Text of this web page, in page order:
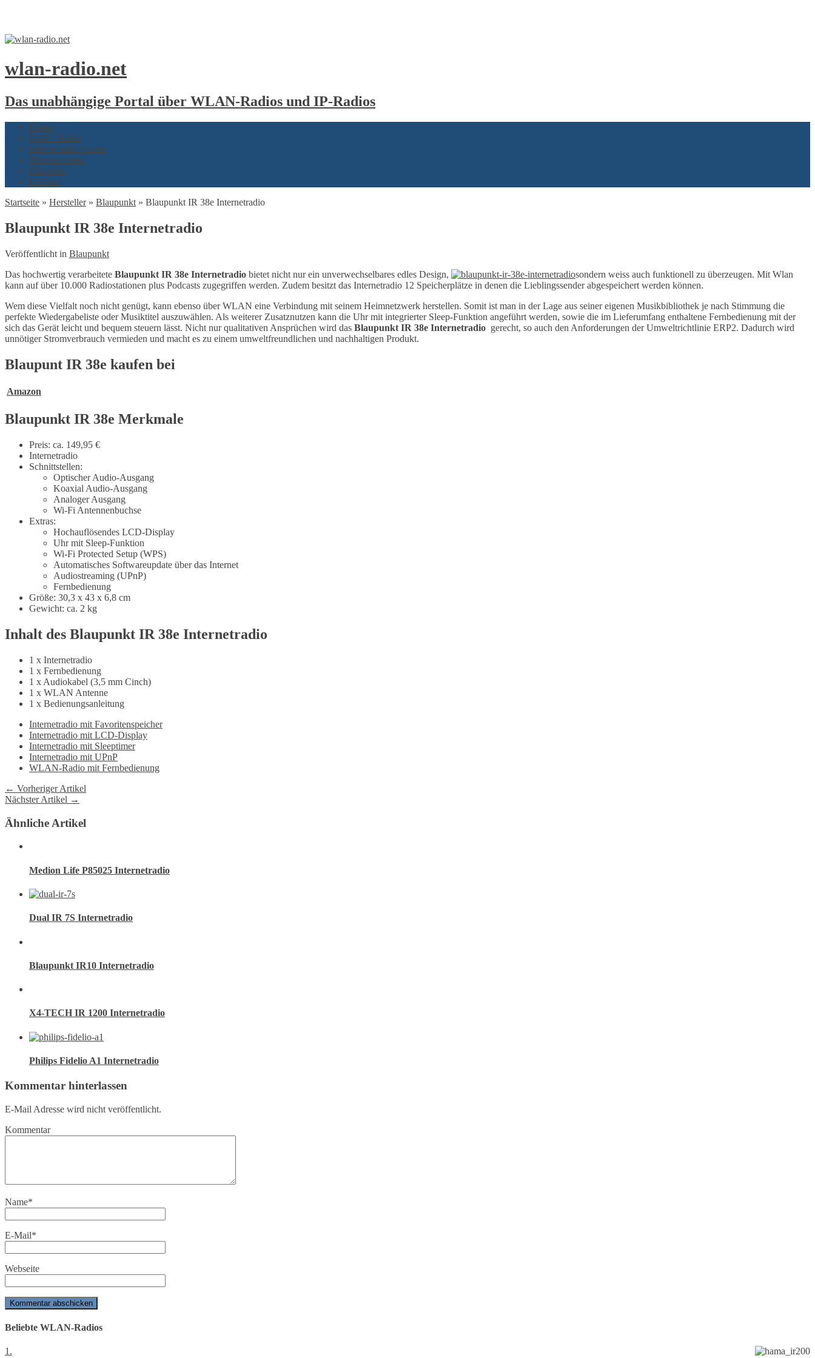
wlan-radio.net
Das unabhängige Portal über WLAN-Radios und IP-Radios
Home
DAB+ Radio
Internetradio Geräte
Wissenswertes
Hersteller
Lexikon
Startseite » Hersteller » Blaupunkt » Blaupunkt IR 38e Internetradio
Blaupunkt IR 38e Internetradio
Veröffentlicht in Blaupunkt
Das hochwertig verarbeitete Blaupunkt IR 38e Internetradio bietet nicht nur ein unverwechselbares edles Design,
sondern weiss auch funktionell zu überzeugen. Mit Wlan
kann auf über 10.000 Radiostationen plus Podcasts zugegriffen werden. Zudem besitzt das Internetradio 12 Speicherplätze in denen die Lieblingssender abgespeichert werden können.
Wem diese Vielfalt noch nicht genügt, kann ebenso über WLAN eine Verbindung mit seinem Heimnetzwerk herstellen. Somit ist man in der Lage aus seiner eigenen Musikbibliothek je nach Stimmung die
perfekte Wiedergabeliste oder Musiktitel auszuwählen. Als weiterer Zusatznutzen kann die Uhr mit integrierter Sleep-Funktion angeführt werden, sowie die im Lieferumfang enthaltene Fernbedienung mit der
sich das Gerät leicht und bequem steuern lässt. Nicht nur qualitativen Ansprüchen wird das Blaupunkt IR 38e Internetradio gerecht, so auch den Anforderungen der Umweltrichtlinie ERP2. Dadurch wird
unnötiger Stromverbrauch vermieden und macht es zu einem umweltfreundlichen und nachhaltigen Produkt.
Blaupunt IR 38e kaufen bei
Amazon
Blaupunkt IR 38e Merkmale
Preis: ca. 149,95 €
Internetradio
Schnittstellen:
Optischer Audio-Ausgang
Koaxial Audio-Ausgang
Analoger Ausgang
Wi-Fi Antennenbuchse
Extras:
Hochauflösendes LCD-Display
Uhr mit Sleep-Funktion
Wi-Fi Protected Setup (WPS)
Automatisches Softwareupdate über das Internet
Audiostreaming (UPnP)
Fernbedienung
Größe: 30,3 x 43 x 6,8 cm
Gewicht: ca. 2 kg
Inhalt des Blaupunkt IR 38e Internetradio
1 x Internetradio
1 x Fernbedienung
1 x Audiokabel (3,5 mm Cinch)
1 x WLAN Antenne
1 x Bedienungsanleitung
Internetradio mit Favoritenspeicher
Internetradio mit LCD-Display
Internetradio mit Sleeptimer
Internetradio mit UPnP
WLAN-Radio mit Fernbedienung
← Vorheriger Artikel
Nächster Artikel →
Ähnliche Artikel
Medion Life P85025 Internetradio
Dual IR 7S Internetradio
Blaupunkt IR10 Internetradio
X4-TECH IR 1200 Internetradio
Philips Fidelio A1 Internetradio
Kommentar hinterlassen
E-Mail Adresse wird nicht veröffentlicht.
Kommentar
Name*
E-Mail*
Webseite
Beliebte WLAN-Radios
1.